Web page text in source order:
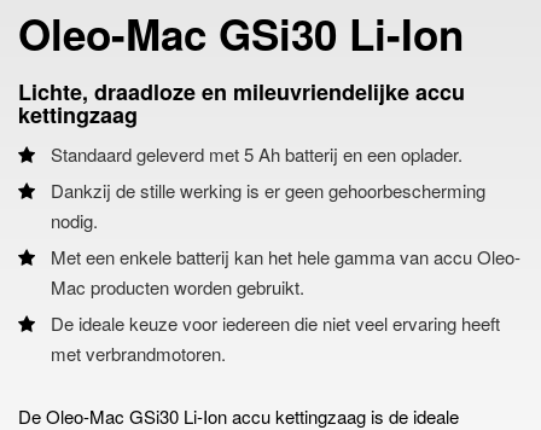
Oleo-Mac GSi30 Li-Ion
Lichte, draadloze en mileuvriendelijke accu
kettingzaag
Standaard geleverd met 5 Ah batterij en een oplader.
Dankzij de stille werking is er geen gehoorbescherming
nodig.
Met een enkele batterij kan het hele gamma van accu Oleo-
Mac producten worden gebruikt.
De ideale keuze voor iedereen die niet veel ervaring heeft
met verbrandmotoren.
De Oleo-Mac GSi30 Li-Ion accu kettingzaag is de ideale